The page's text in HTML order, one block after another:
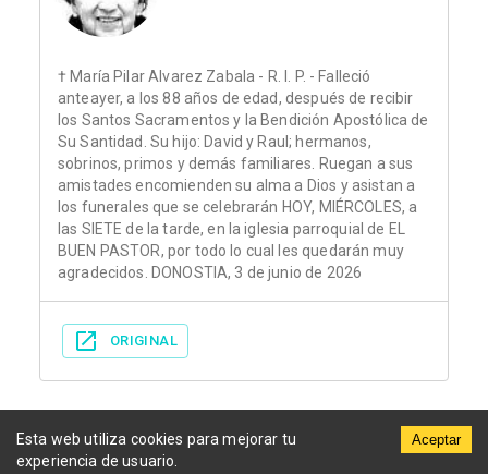
Municipios
† María Pilar Alvarez Zabala - R. I. P. - Falleció
anteayer, a los 88 años de edad, después de recibir
los Santos Sacramentos y la Bendición Apostólica de
Su Santidad. Su hijo: David y Raul; hermanos,
sobrinos, primos y demás familiares. Ruegan a sus
amistades encomienden su alma a Dios y asistan a
los funerales que se celebrarán HOY, MIÉRCOLES, a
las SIETE de la tarde, en la iglesia parroquial de EL
BUEN PASTOR, por todo lo cual les quedarán muy
agradecidos. DONOSTIA, 3 de junio de 2026
ORIGINAL
Esta web utiliza cookies para mejorar tu
experiencia de usuario.
Aceptar